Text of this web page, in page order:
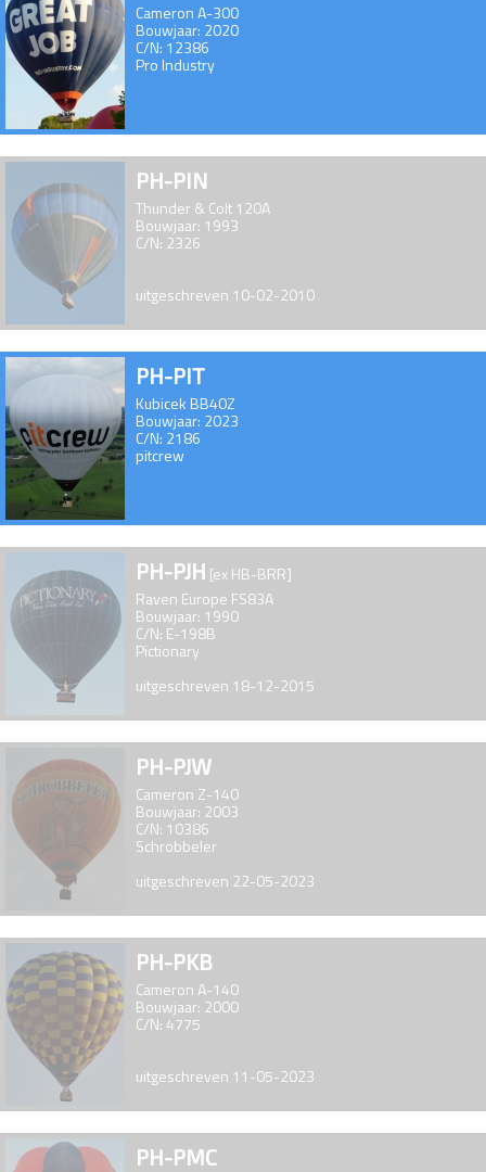
Cameron A-300
Bouwjaar: 2020
C/N: 12386
Pro Industry
PH-PIN
Thunder & Colt 120A
Bouwjaar: 1993
C/N: 2326
uitgeschreven 10-02-2010
PH-PIT
Kubicek BB40Z
Bouwjaar: 2023
C/N: 2186
pitcrew
PH-PJH [ex HB-BRR]
Raven Europe FS83A
Bouwjaar: 1990
C/N: E-198B
Pictionary
uitgeschreven 18-12-2015
PH-PJW
Cameron Z-140
Bouwjaar: 2003
C/N: 10386
Schrobbeler
uitgeschreven 22-05-2023
PH-PKB
Cameron A-140
Bouwjaar: 2000
C/N: 4775
uitgeschreven 11-05-2023
PH-PMC